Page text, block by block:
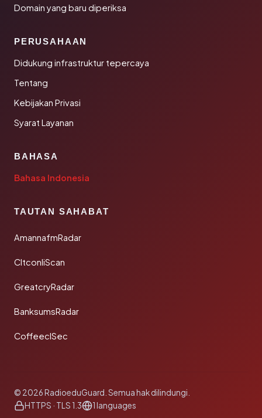
Domain yang baru diperiksa
PERUSAHAAN
Didukung infrastruktur tepercaya
Tentang
Kebijakan Privasi
Syarat Layanan
BAHASA
Bahasa Indonesia
TAUTAN SAHABAT
AmannafmRadar
CltconliScan
GreatcryRadar
BanksumsRadar
CoffeeclSec
© 2026 RadioeduGuard. Semua hak dilindungi.
HTTPS · TLS 1.3
1 languages